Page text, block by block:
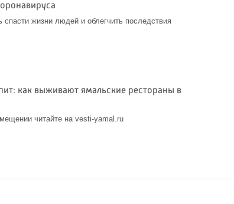
спасти жизни людей и облегчить последствия
как выживают ямальские рестораны в
читайте на vesti-yamal.ru